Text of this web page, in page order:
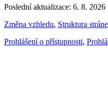
Poslední aktualizace: 6. 8. 2026
Změna vzhledu, Struktura
Prohlášení o přístupnosti,